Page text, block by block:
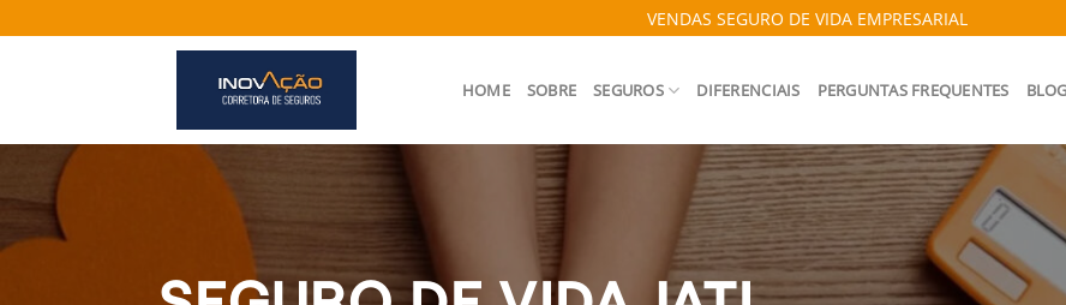
to
VENDAS SEGURO DE VIDA EMPRESARIAL
HOME SOBRE SEGUROS DIFERENCIAIS PERGUNTAS FREQUENTES BLOG